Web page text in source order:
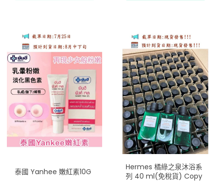
泰國 Yanhee 嫩紅素10G
Hermes 橘綠之泉沐浴系
列 40 ml(免稅貨) Copy